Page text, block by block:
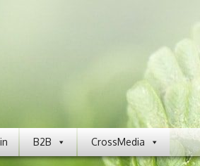
B2B CrossMedia